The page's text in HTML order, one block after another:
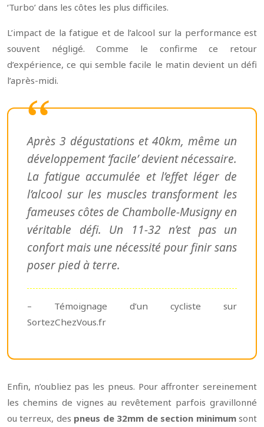
‘Turbo’ dans les côtes les plus difficiles.
L’impact de la fatigue et de l’alcool sur la performance est
souvent négligé. Comme le confirme ce retour
d’expérience, ce qui semble facile le matin devient un défi
l’après-midi.
Après 3 dégustations et 40km, même un
développement ‘facile’ devient nécessaire.
La fatigue accumulée et l’effet léger de
l’alcool sur les muscles transforment les
fameuses côtes de Chambolle-Musigny en
véritable défi. Un 11-32 n’est pas un
confort mais une nécessité pour finir sans
poser pied à terre.
– Témoignage d’un cycliste sur
SortezChezVous.fr
Enfin, n’oubliez pas les pneus. Pour affronter sereinement
les chemins de vignes au revêtement parfois gravillonné
ou terreux, des pneus de 32mm de section minimumsont